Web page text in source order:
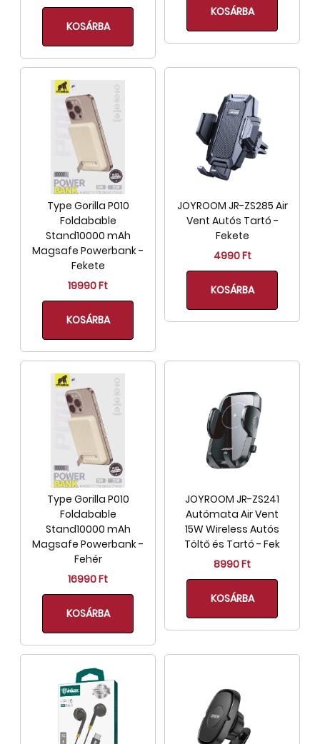
KOSÁRBA
KOSÁRBA
Type Gorilla P010
Foldabable
Stand10000 mAh
Magsafe Powerbank -
Fekete
19990 Ft
KOSÁRBA
JOYROOM JR-ZS285 Air
Vent Autós Tartó -
Fekete
4990 Ft
KOSÁRBA
Type Gorilla P010
Foldabable
Stand10000 mAh
Magsafe Powerbank -
Fehér
16990 Ft
KOSÁRBA
JOYROOM JR-ZS241
Autómata Air Vent
15W Wireless Autós
Töltő és Tartó - Fek
8990 Ft
KOSÁRBA